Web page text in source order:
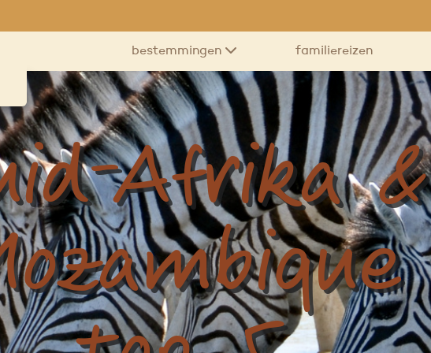
bestemmingen familiereizen
Afrika &